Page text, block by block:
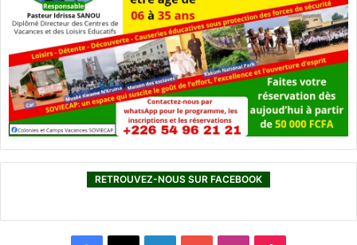
RETROUVEZ-NOUS SUR FACEBOOK